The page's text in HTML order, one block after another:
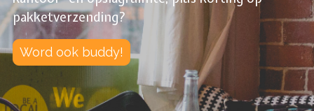
pakketverzending?
Word ook buddy!